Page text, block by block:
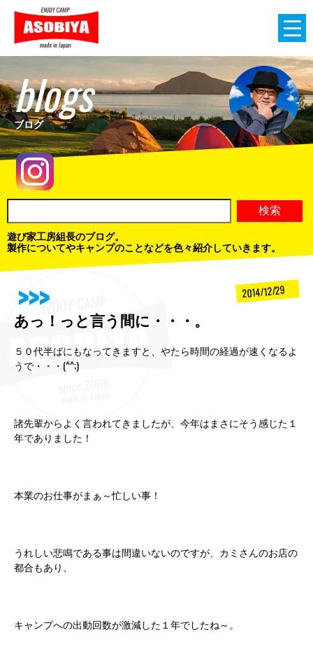
blogs
ブログ
遊び家工房組長のブログ。
製作についてやキャンプのことなどを色々紹介していきます。
あっ！っと言う間に・・・。
2014/12/29
５０代半ばにもなってきますと、やたら時間の経過が速くなるよ
うで・・・(^^;)
諸先輩からよく言われてきましたが、今年はまさにそう感じた１
年でありました！
本業のお仕事がまぁ～忙しい事！
うれしい悲鳴である事は間違いないのですが、カミさんのお店の
都合もあり、
キャンプへの出動回数が激減した１年でしたね～。